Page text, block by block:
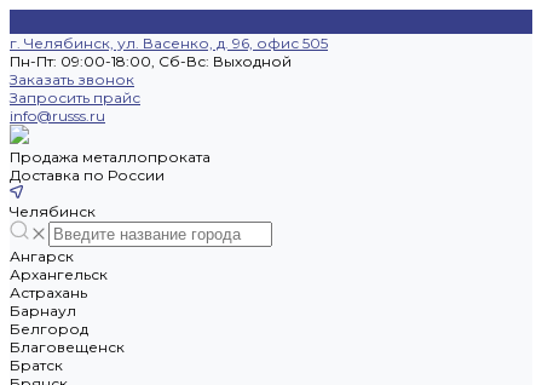
г. Челябинск, ул. Васенко, д. 96, офис 505
Пн-Пт: 09:00-18:00, Cб-Вс: Выходной
Заказать звонок
Запросить прайс
info@russs.ru
Продажа металлопроката
Доставка по России
Челябинск
Ангарск
Архангельск
Астрахань
Барнаул
Белгород
Благовещенск
Братск